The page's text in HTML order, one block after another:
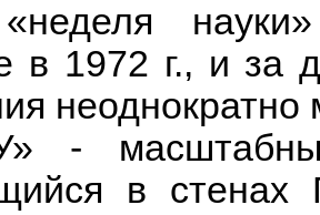
в 1972 г., и за
-
в стенах